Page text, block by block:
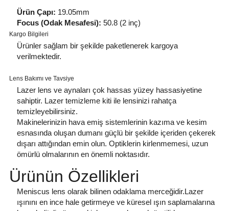
Ürün Çapı: 19.05mm
Focus (Odak Mesafesi): 50.8 (2 inç)
Kargo Bilgileri
Ürünler sağlam bir şekilde paketlenerek kargoya
verilmektedir.
Lens Bakımı ve Tavsiye
Lazer lens ve aynaları çok hassas yüzey hassasiyetine
sahiptir. Lazer temizleme kiti ile lensinizi rahatça
temizleyebilirsiniz.
Makinelerinizin hava emiş sistemlerinin kazıma ve kesim
esnasında oluşan dumanı güçlü bir şekilde içeriden çekerek
dışarı attığından emin olun. Optiklerin kirlenmemesi, uzun
ömürlü olmalarının en önemli noktasıdır.
Ürünün Özellikleri
Meniscus lens olarak bilinen odaklama merceğidir.Lazer
ışınını en ince hale getirmeye ve küresel ışın saplamalarına